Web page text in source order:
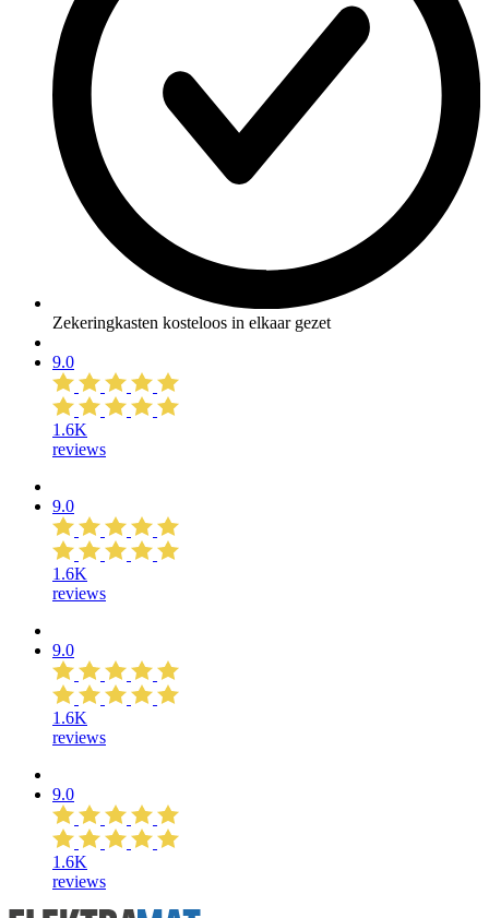
Zekeringkasten kosteloos in elkaar gezet
9.0
1.6K
reviews
9.0
1.6K
reviews
9.0
1.6K
reviews
9.0
1.6K
reviews